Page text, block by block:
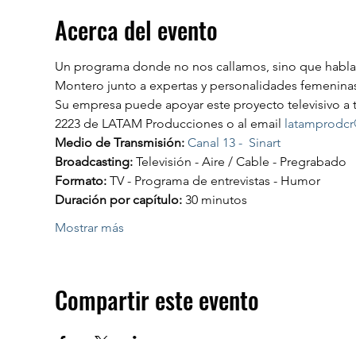
Acerca del evento
Un programa donde no nos callamos, sino que
Montero junto a expertas y personalidades
Su empresa puede apoyar este proyecto televisivo
2223 de LATAM Producciones o al email
Medio de Transmisión: Canal 13 -  Sinart
Broadcasting: Televisión - Aire / Cable - Pregrabado
Formato: TV - Programa de entrevistas - Humor
Duración por capítulo: 30 minutos
Mostrar más
Compartir este evento